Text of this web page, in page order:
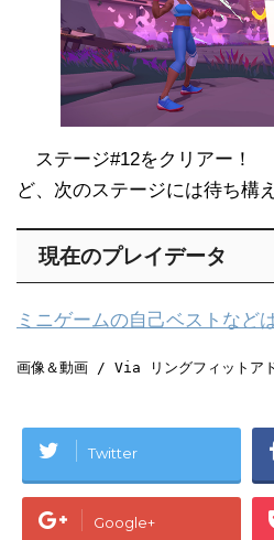
ステージ#12をクリアー！
ど、次のステージには待ち構
現在のプレイデータ
ミニゲームの自己ベストなど
画像＆動画 / Via リングフィット
Twitter
Google+